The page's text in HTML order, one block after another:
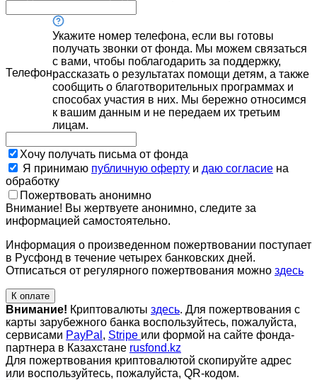
Телефон
Укажите номер телефона, если вы готовы
получать звонки от фонда. Мы можем связаться
с вами, чтобы поблагодарить за поддержку,
рассказать о результатах помощи детям, а также
сообщить о благотворительных программах и
способах участия в них. Мы бережно относимся
к вашим данным и не передаем их третьим
лицам.
Хочу получать письма от фонда
Я принимаю публичную оферту и даю согласие на
обработку
Пожертвовать анонимно
Внимание! Вы жертвуете анонимно, следите за
информацией самостоятельно.
Информация о произведенном пожертвовании поступает
в Русфонд в течение четырех банковских дней.
Отписаться от регулярного пожертвования можно здесь
К оплате
Внимание! Криптовалюты здесь. Для пожертвования с
карты зарубежного банка воспользуйтесь, пожалуйста,
сервисами PayPal , Stripe или формой на сайте фонда-
партнера в Казахстане rusfond.kz
Для пожертвования криптовалютой скопируйте адрес
или воспользуйтесь, пожалуйста, QR-кодом.